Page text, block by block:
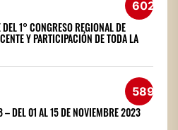
602
1° CONGRESO REGIONAL DE
Y PARTICIPACIÓN DE TODA LA
589
DEL 01 AL 15 DE NOVIEMBRE 2023